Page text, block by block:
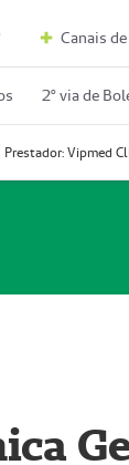
Canais
2º via de